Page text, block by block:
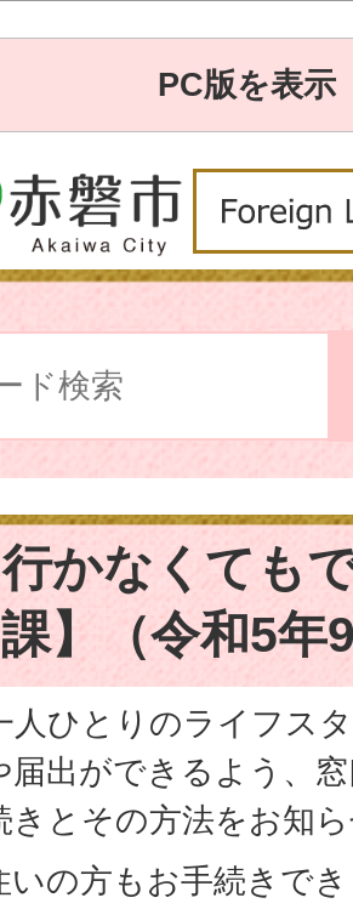
PC版を表示
かなくても
課】（令和5
人ひとりのライフス
届出ができるよう、
きとその方法をお知
いの方もお手続きで